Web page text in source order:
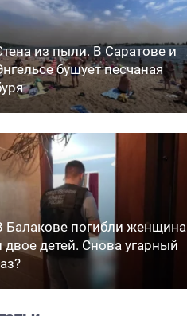
из пыли. В Саратове и
бушует песчаная
Балакове погибли женщина
двое детей. Снова угарный